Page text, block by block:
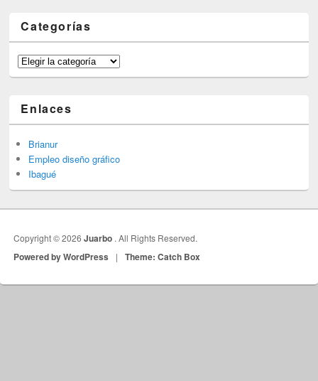
Categorías
Categorías
Enlaces
Brianur
Empleo diseño gráfico
Ibagué
Copyright © 2026Juarbo . All Rights Reserved.
Powered by WordPress | Theme: Catch Box